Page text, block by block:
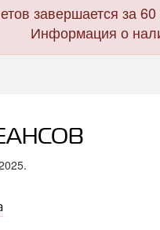
завершается за
Информация о